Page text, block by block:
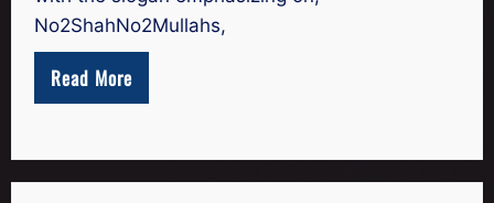
No2ShahNo2Mullahs,
Read More